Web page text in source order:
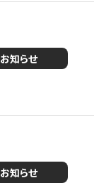
お知らせ
お知らせ